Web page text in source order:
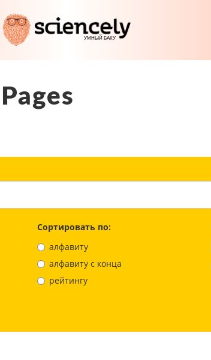
Сортировать по:
алфавиту
aлфавиту с конца
рейтингу